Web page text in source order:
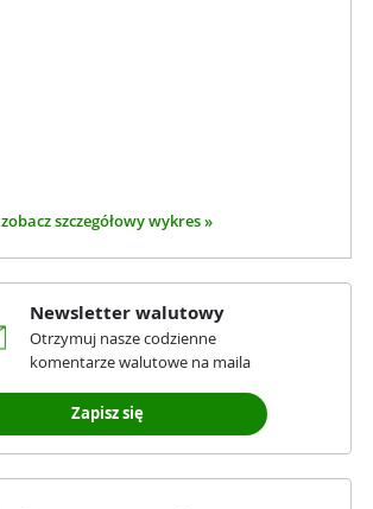
zobacz szczegółowy wykres »
Newsletter walutowy
Otrzymuj nasze codzienne
komentarze walutowe na maila
Zapisz się